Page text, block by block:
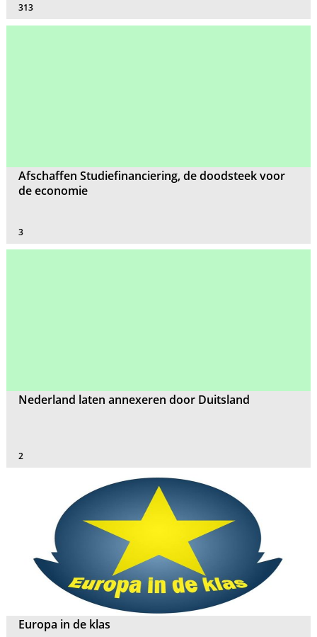
313
Afschaffen Studiefinanciering, de doodsteek voor
de economie
3
Nederland laten annexeren door Duitsland
2
Europa in de klas